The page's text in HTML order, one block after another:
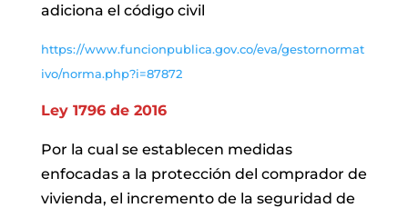
adiciona el código civil
https://www.funcionpublica.gov.co/eva/gestornormat
ivo/norma.php?i=87872
Ley 1796 de 2016
Por la cual se establecen medidas
enfocadas a la protección del comprador de
vivienda, el incremento de la seguridad de